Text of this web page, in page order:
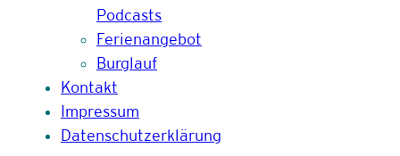
Podcasts
Ferienangebot
Burglauf
Kontakt
Impressum
Datenschutzerklärung